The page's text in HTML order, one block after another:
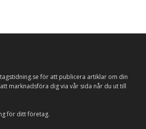
för att publicera artiklar om din
marknadsföra dig via vår sida når du ut till
för ditt företag.